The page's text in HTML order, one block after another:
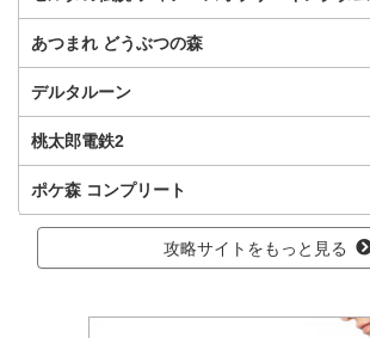
あつまれ どうぶつの森
デルタルーン
桃太郎電鉄2
ポケ森 コンプリート
攻略サイトをもっと見る